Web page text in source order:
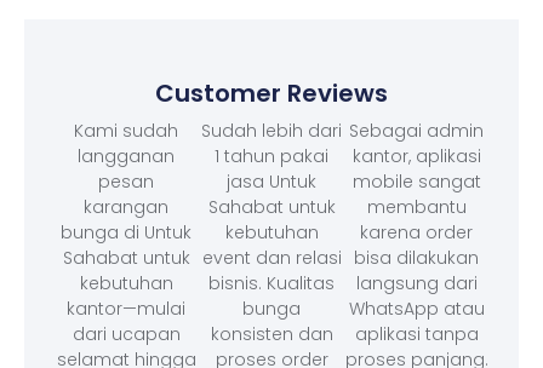
Customer Reviews
Kami sudah
langganan
pesan
karangan
bunga di Untuk
Sahabat untuk
kebutuhan
kantor—mulai
dari ucapan
selamat hingga
Sudah lebih dari
1 tahun pakai
jasa Untuk
Sahabat untuk
kebutuhan
event dan relasi
bisnis. Kualitas
bunga
konsisten dan
proses order
Sebagai admin
kantor, aplikasi
mobile sangat
membantu
karena order
bisa dilakukan
langsung dari
WhatsApp atau
aplikasi tanpa
proses panjang.